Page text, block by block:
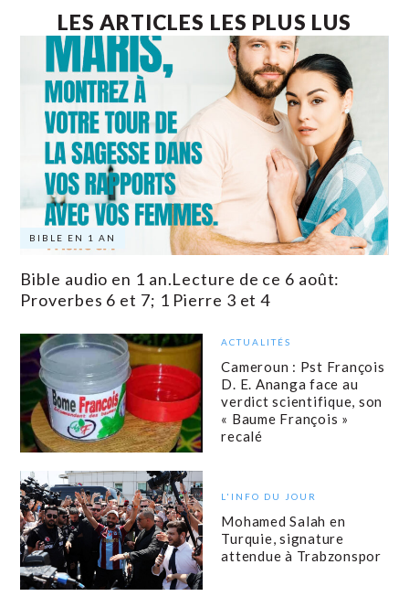
LES ARTICLES LES PLUS LUS
BIBLE EN 1 AN
Bible audio en 1 an.Lecture de ce 6 août:
Proverbes 6 et 7; 1 Pierre 3 et 4
ACTUALITÉS
Cameroun : Pst François
D. E. Ananga face au
verdict scientifique, son
« Baume François »
recalé
L'INFO DU JOUR
Mohamed Salah en
Turquie, signature
attendue à Trabzonspor